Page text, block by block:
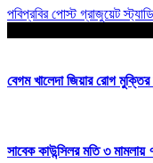
পবিপ্রবির পোস্ট গ্রাজুয়েট
বেগম খালেদা জিয়ার রোগ
সাবেক কাউন্সিলর মতি ৩ মামলায় ৭